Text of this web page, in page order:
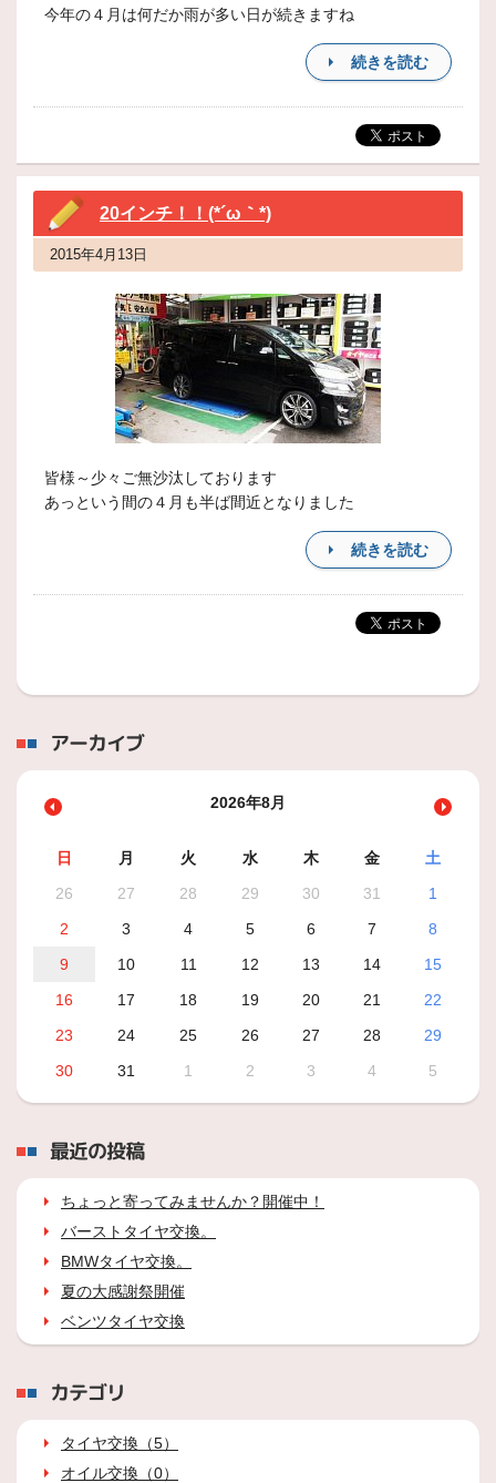
今年の４月は何だか雨が多い日が続きますね
続きを読む
20インチ！！(*´ω｀*)
2015年4月13日
皆様～少々ご無沙汰しております
あっという間の４月も半ば間近となりました
続きを読む
アーカイブ
2026年8月
日 月 火 水 木 金
土
26
27 28 29 30 31
1
2
3 4 5 6 7
8
9
10 11 12 13 14
15
16
17 18 19 20 21
22
23
24 25 26 27 28
29
30
31 1 2 3 4 5
最近の投稿
ちょっと寄ってみませんか？開催中！
バーストタイヤ交換。
BMWタイヤ交換。
夏の大感謝祭開催
ベンツタイヤ交換
カテゴリ
タイヤ交換（5）
オイル交換（0）